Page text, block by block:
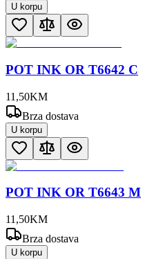
U korpu
POT INK OR T6642 C
11 ,50KM
Brza dostava
U korpu
POT INK OR T6643 M
11 ,50KM
Brza dostava
U korpu